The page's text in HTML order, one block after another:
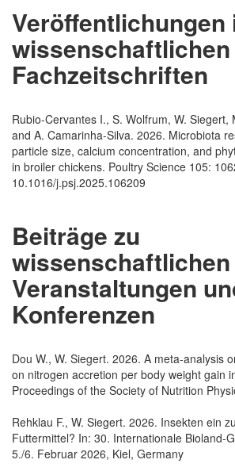
Veröffentlichungen
wissenschaftlichen
Fachzeitschriften
Rubio-Cervantes I., S. Wolfrum, W. Siegert,
and A. Camarinha-Silva. 2026. Microbiota
particle size, calcium concentration, and
in broiler chickens. Poultry Science 105:
10.1016/j.psj.2025.106209
Beiträge zu
wissenschaftlichen
Veranstaltungen
Konferenzen
Dou W., W. Siegert. 2026. A meta-analysis
on nitrogen accretion per body weight gain
Proceedings of the Society of Nutrition
Rehklau F., W. Siegert. 2026. Insekten ein
Futtermittel? In: 30. Internationale Bioland-
5./6. Februar 2026, Kiel, Germany